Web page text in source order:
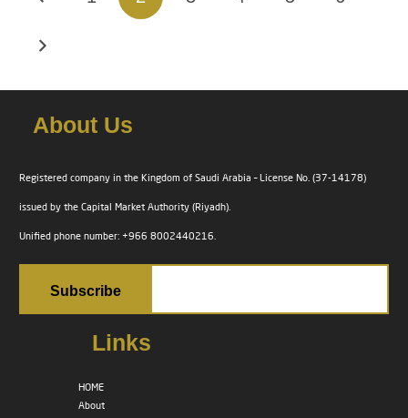
About Us
Registered company in the Kingdom of Saudi Arabia – License No. (37-14178)
issued by the Capital Market Authority (Riyadh).
Unified phone number: +966 8002440216.
Links
HOME
About